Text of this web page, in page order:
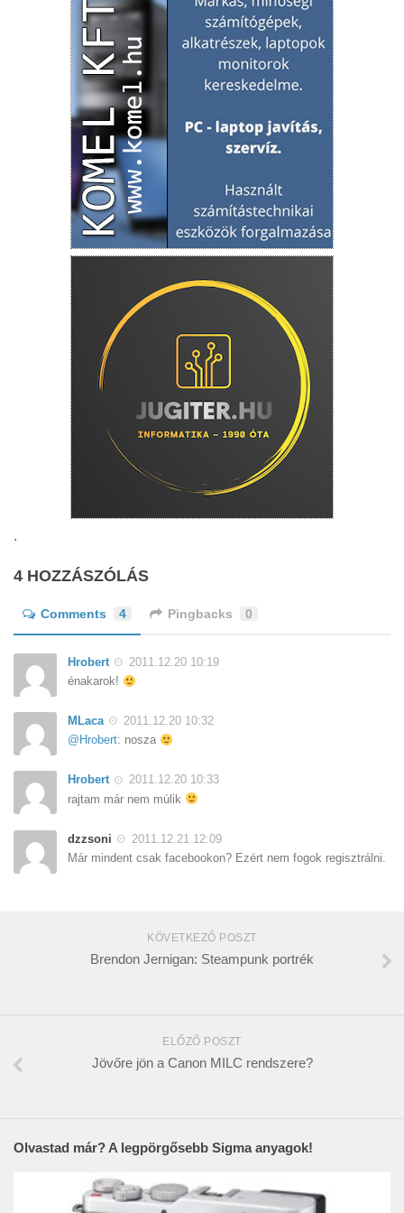
.
4 HOZZÁSZÓLÁS
Comments 4 Pingbacks 0
Hrobert
2011.12.20 10:19
énakarok!
MLaca
2011.12.20 10:32
@Hrobert: nosza
Hrobert
2011.12.20 10:33
rajtam már nem múlik
dzzsoni
2011.12.21 12:09
Már mindent csak facebookon? Ezért nem fogok regisztrálni.
KÖVETKEZŐ POSZT
Brendon Jernigan: Steampunk portrék
ELŐZŐ POSZT
Jövőre jön a Canon MILC rendszere?
Olvastad már? A legpörgősebb Sigma anyagok!